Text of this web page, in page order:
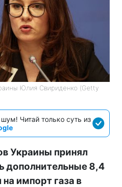
Юлия Свириденко (Getty
Читай только суть из
Украины принял
дополнительные 8,4
импорт газа в